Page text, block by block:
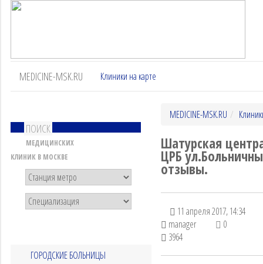
MEDICINE-MSK.RU Клиники на карте
MEDICINE-MSK.RU
Шатурская
ЦРБ
отзывы.
11 апреля 2017, 14:34
manager
0
3964
ПОИСК
МЕДИЦИНСКИХ
КЛИНИК В МОСКВЕ
ГОРОДСКИЕ БОЛЬНИЦЫ